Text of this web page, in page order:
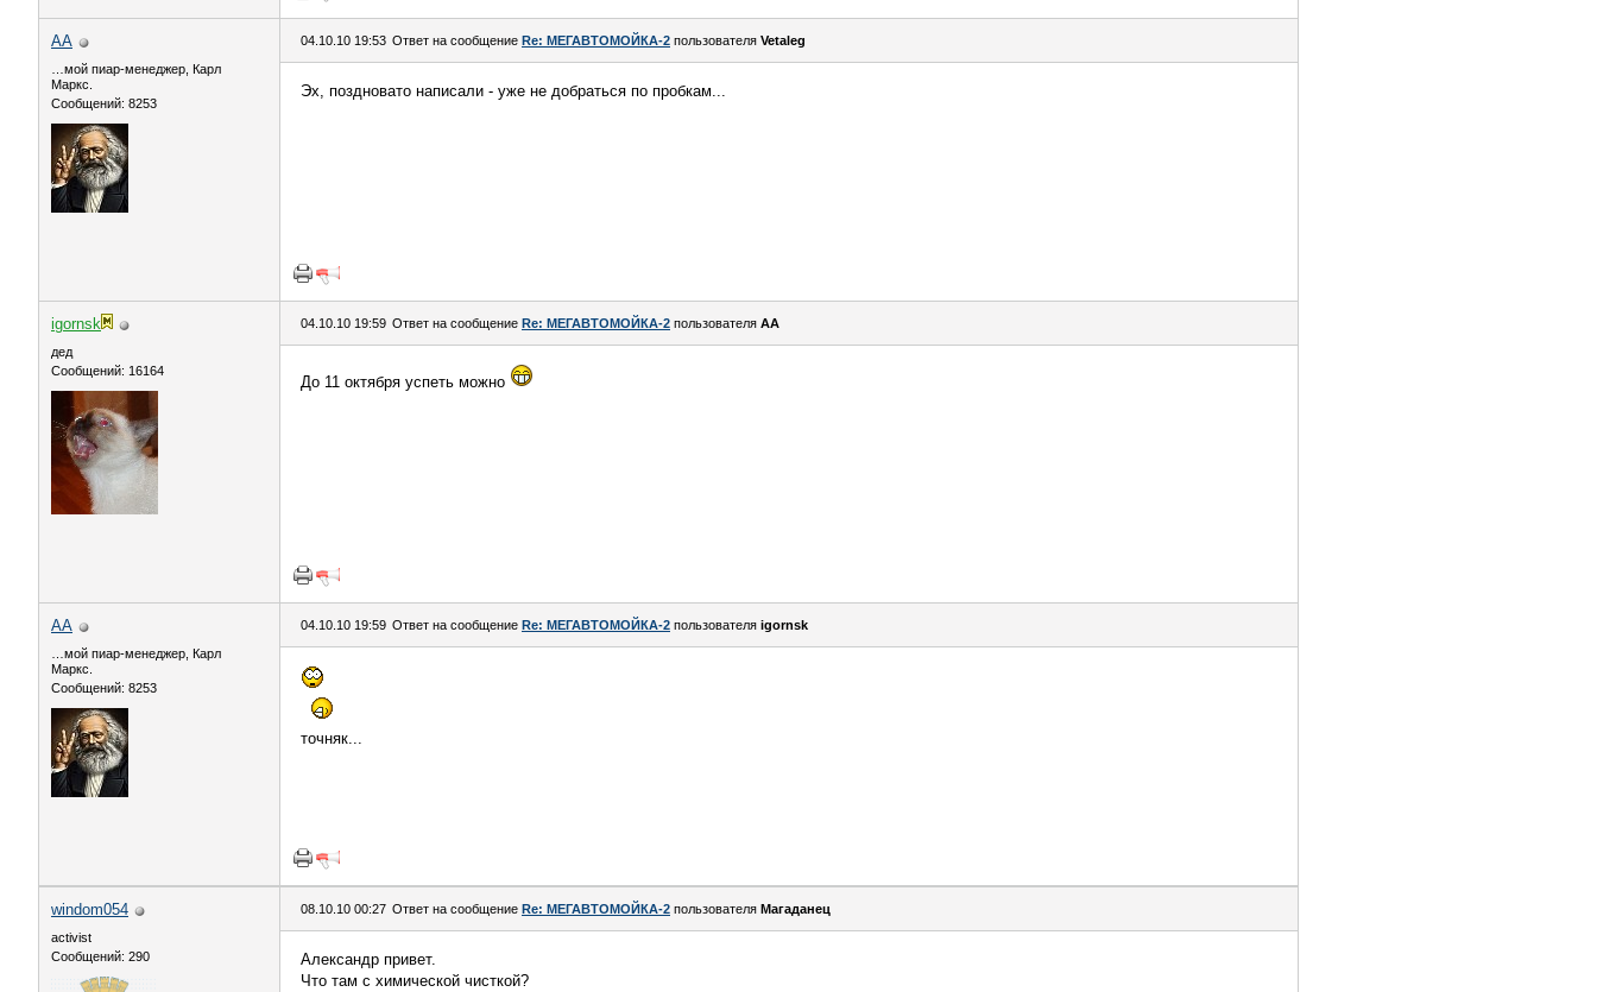
AA
…мой пиар-менеджер, Карл
Маркс.
Сообщений: 8253
04.10.10 19:53 Ответ на сообщение Re: МЕГАВТОМОЙКА-2 пользователя Vetaleg
Эх, поздновато написали - уже не добраться по пробкам...
igornsk
дед
Сообщений: 16164
04.10.10 19:59 Ответ на сообщение Re: МЕГАВТОМОЙКА-2 пользователя AA
До 11 октября успеть можно
AA
…мой пиар-менеджер, Карл
Маркс.
Сообщений: 8253
04.10.10 19:59 Ответ на сообщение Re: МЕГАВТОМОЙКА-2 пользователя igornsk
точняк...
windom054
activist
Сообщений: 290
08.10.10 00:27 Ответ на сообщение Re: МЕГАВТОМОЙКА-2 пользователя Магаданец
Александр привет.
Что там с химической чисткой?